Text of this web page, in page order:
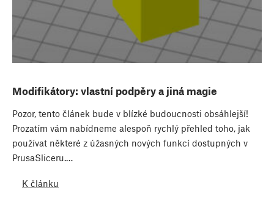
Modifikátory: vlastní podpěry a jiná magie
Pozor, tento článek bude v blízké budoucnosti obsáhlejší!
Prozatím vám nabídneme alespoň rychlý přehled toho, jak
používat některé z úžasných nových funkcí dostupných v
PrusaSliceru.…
K článku